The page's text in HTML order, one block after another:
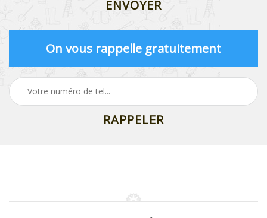
On vous rappelle gratuitement